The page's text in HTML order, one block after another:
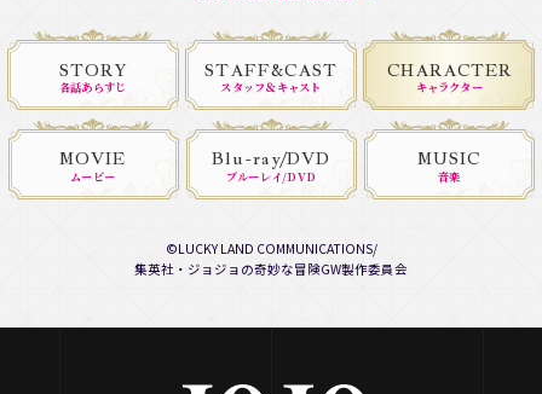
STORY
各話あらすじ
STAFF&CAST
スタッフ＆キャスト
CHARACTER
キャラクター
MOVIE
ムービー
Blu-ray/DVD
ブルーレイ/DVD
MUSIC
音楽
©LUCKY LAND COMMUNICATIONS/
集英社・ジョジョの奇妙な冒険GW製作委員会